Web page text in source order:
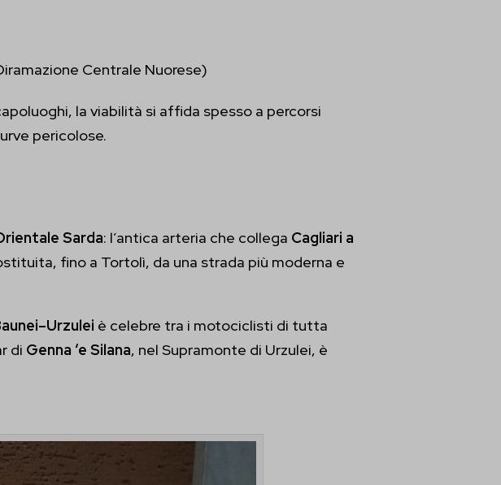
Centrale Nuorese)
la viabilità si affida spesso a percorsi
pericolose.
Sarda: l’antica arteria che collega Cagliari a
fino a Tortolì, da una strada più moderna e
è celebre tra i motociclisti di tutta
di Genna ‘e Silana, nel Supramonte di Urzulei, è
weight